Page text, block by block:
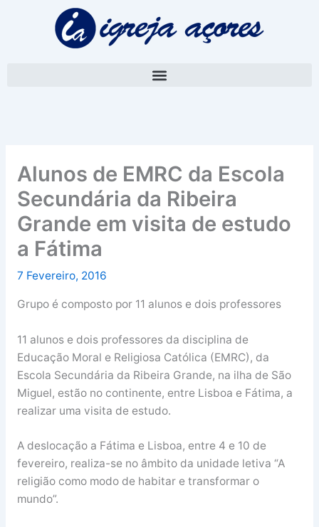
Alunos de EMRC da Escola
Secundária da Ribeira
Grande em visita de estudo
a Fátima
7 Fevereiro, 2016
Grupo é composto por 11 alunos e dois professores
11 alunos e dois professores da disciplina de
Educação Moral e Religiosa Católica (EMRC), da
Escola Secundária da Ribeira Grande, na ilha de São
Miguel, estão no continente, entre Lisboa e Fátima, a
realizar uma visita de estudo.
A deslocação a Fátima e Lisboa, entre 4 e 10 de
fevereiro, realiza-se no âmbito da unidade letiva “A
religião como modo de habitar e transformar o
mundo”.